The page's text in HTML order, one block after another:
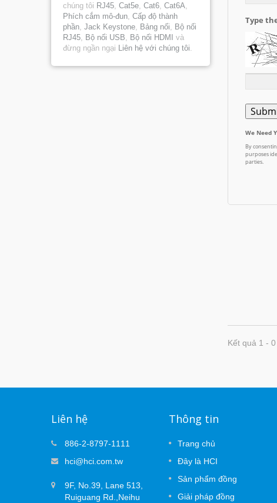
chúng tôi RJ45, Cat5e, Cat6, Cat6A,
Phích cắm mô-đun, Cấp độ thành
phần, Jack Keystone, Bảng nối, Bộ nối
RJ45, Bộ nối USB, Bộ nối HDMI
và
đừng ngần ngại Liên hệ với chúng tôi.
Kết quả 1 -
Liên hệ
886-2-8797-1111
hci@hci.com.tw
9F, No.39, Lane 513,
Ruiguang Rd.,Neihu
Thông tin
Trang chủ
Đây là HCI
Sản phẩm đồng
Giải pháp đồng
09
APR
2026
Cáp Khu Vực MUTOA: 3 Quyết
Định Lập Kế Hoạch Ngăn Ngừa
Thất Bại Chứng Nhận
Các bố trí văn phòng mở được thiết kế để
thay đổi. Bàn làm việc di chuyển, các